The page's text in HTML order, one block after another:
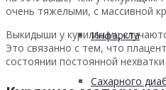
Инфаркта
Сахарного
очень тяжелыми, с массивной
Выкидыши у курильщиц
Это связанно с тем, что
состоянии постоянной